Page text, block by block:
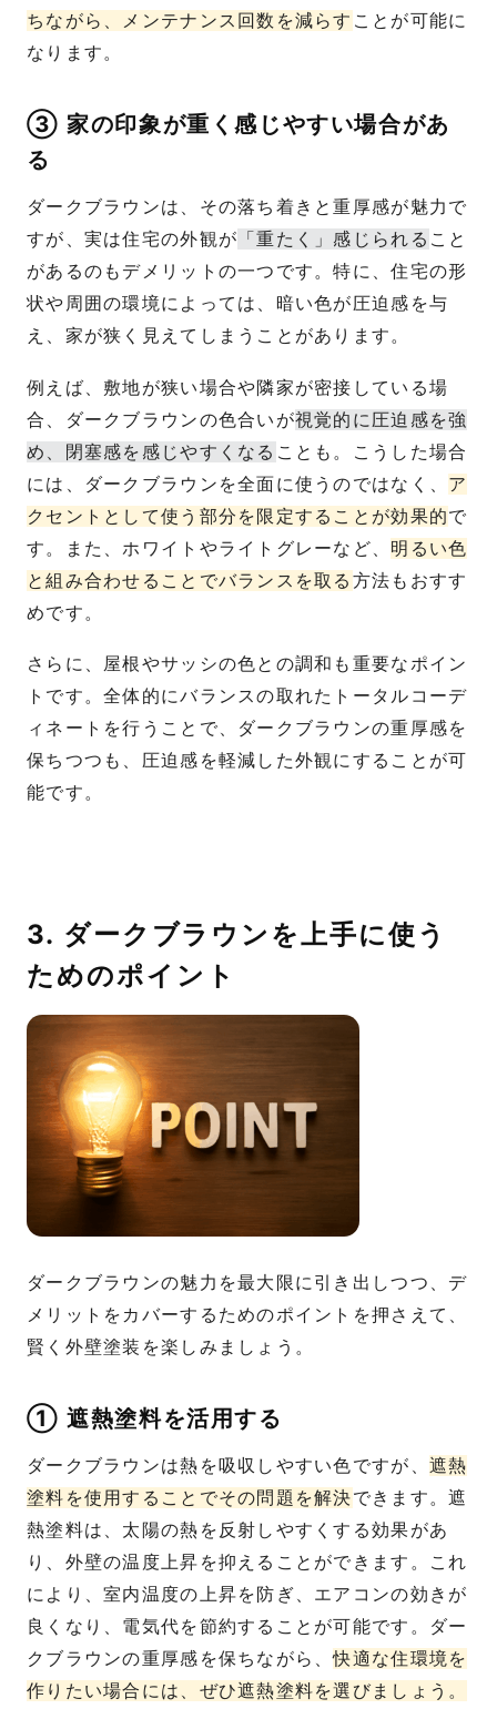
ちながら、メンテナンス回数を減らす ことが可能に
なります。
③ 家の印象が重く感じやすい場合があ
る
ダークブラウンは、その落ち着きと重厚感が魅力で
すが、実は住宅の外観が 「重たく」感じられる こと
があるのもデメリットの一つです。特に、住宅の形
状や周囲の環境によっては、暗い色が圧迫感を与
え、家が狭く見えてしまうことがあります。
例えば、敷地が狭い場合や隣家が密接している場
合、ダークブラウンの色合いが視覚的に圧迫感を強
め、閉塞感を感じやすくなる ことも。こうした場合
には、ダークブラウンを全面に使うのではなく、 ア
クセントとして使う部分を限定することが効果的で
す。また、ホワイトやライトグレーなど、 明るい色
と組み合わせることでバランスを取る 方法もおすす
めです。
さらに、屋根やサッシの色との調和も重要なポイン
トです。全体的にバランスの取れたトータルコーデ
ィネートを行うことで、ダークブラウンの重厚感を
保ちつつも、圧迫感を軽減した外観にすることが可
能です。
3. ダークブラウンを上手に使う
ためのポイント
ダークブラウンの魅力を最大限に引き出しつつ、デ
メリットをカバーするためのポイントを押さえて、
賢く外壁塗装を楽しみましょう。
① 遮熱塗料を活用する
ダークブラウンは熱を吸収しやすい色ですが、 遮熱
塗料を使用することでその問題を解決できます。遮
熱塗料は、太陽の熱を反射しやすくする効果があ
り、外壁の温度上昇を抑えることができます。これ
により、室内温度の上昇を防ぎ、エアコンの効きが
良くなり、電気代を節約することが可能です。ダー
クブラウンの重厚感を保ちながら、快適な住環境を
作りたい場合には、ぜひ遮熱塗料を選びましょう。